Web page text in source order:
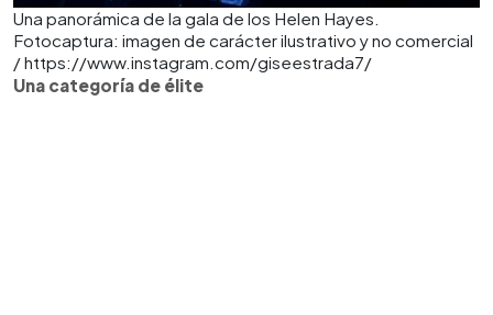
Una panorámica de la gala de los Helen Hayes.
Fotocaptura: imagen de carácter ilustrativo y no comercial
/ https://www.instagram.com/giseestrada7/
Una categoría de élite